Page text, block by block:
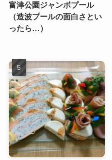
富津公園ジャンボプール
（造波プールの面白さとい
ったら…）